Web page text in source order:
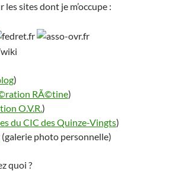
sites dont je m’occupe :
)
RÃ©tine)
O.V.R.)
du CIC des Quinze-Vingts)
(galerie photo personnelle)
quoi ?